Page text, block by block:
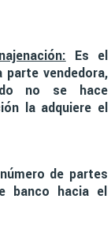
Es el
vendedora,
no se hace
la adquiere el
de partes
banco hacia el